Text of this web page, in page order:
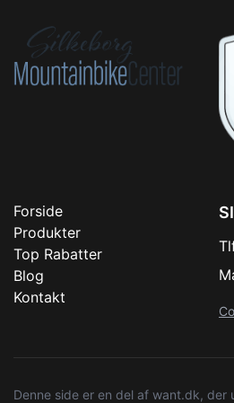
Forside
Produkter
Top Rabatter
Blog
Kontakt
Denne side er en del af want.dk,